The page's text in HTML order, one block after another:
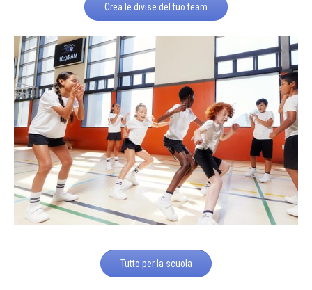
Crea le divise del tuo team
Tutto per la scuola